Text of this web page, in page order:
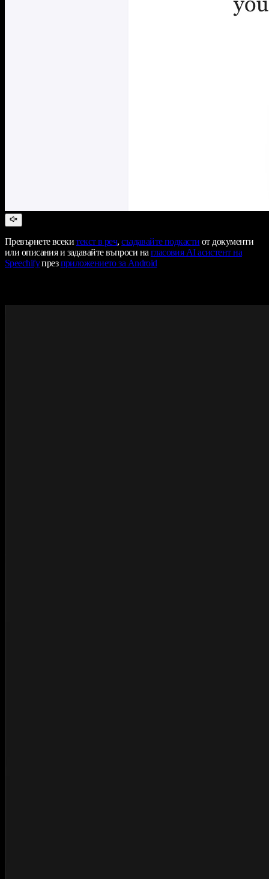
Превърнете всекитекст в реч,създавайте подкасти от документи
или описания и задавайте въпроси нагласовия AI асистент на
Speechifyпрезприложението за Android